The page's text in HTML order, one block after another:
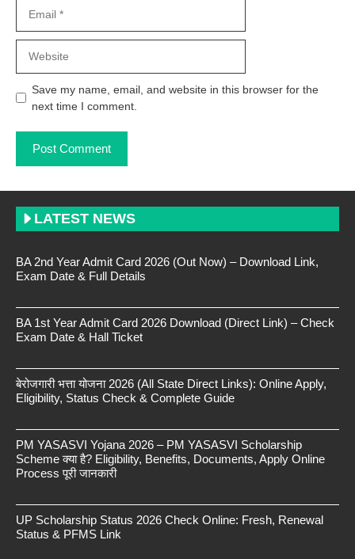
Save my name, email, and website in this browser for the
next time I comment.
LATEST NEWS
BA 2nd Year Admit Card 2026 (Out Now) – Download Link,
Exam Date & Full Details
BA 1st Year Admit Card 2026 Download (Direct Link) – Check
Exam Date & Hall Ticket
बेरोजगारी भत्ता योजना 2026 (All State Direct Links): Online Apply,
Eligibility, Status Check & Complete Guide
PM YASASVI Yojana 2026 – PM YASASVI Scholarship
Scheme क्या है? Eligibility, Benefits, Documents, Apply Online
Process पूरी जानकारी
UP Scholarship Status 2026 Check Online: Fresh, Renewal
Status & PFMS Link